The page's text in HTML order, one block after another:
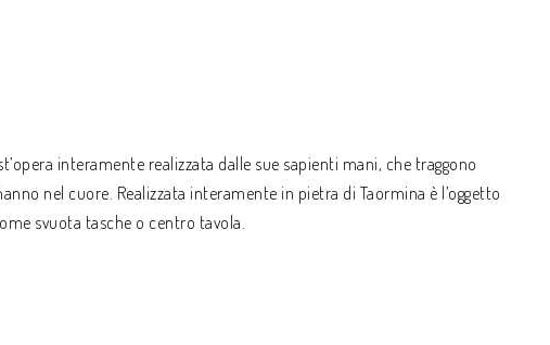
interamente realizzata dalle sue sapienti mani, che traggono
nel cuore. Realizzata interamente in pietra di Taormina è l’oggetto
svuota tasche o centro tavola.